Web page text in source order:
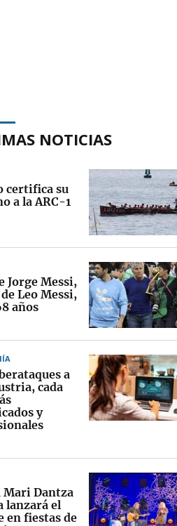
NOTICIAS
certifica su
a la ARC-1
Jorge Messi,
Leo Messi,
años
a
cada
y
Mari Dantza
lanzará el
en fiestas de